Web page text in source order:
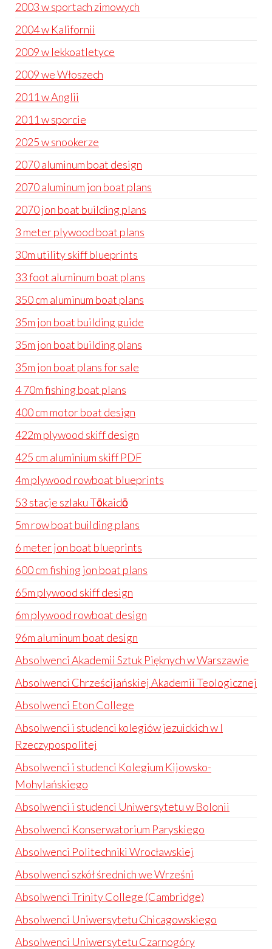
2003 w sportach zimowych
2004 w Kalifornii
2009 w lekkoatletyce
2009 we Włoszech
2011 w Anglii
2011 w sporcie
2025 w snookerze
2070 aluminum boat design
2070 aluminum jon boat plans
2070 jon boat building plans
3 meter plywood boat plans
30m utility skiff blueprints
33 foot aluminum boat plans
350 cm aluminum boat plans
35m jon boat building guide
35m jon boat building plans
35m jon boat plans for sale
4 70m fishing boat plans
400 cm motor boat design
422m plywood skiff design
425 cm aluminium skiff PDF
4m plywood rowboat blueprints
53 stacje szlaku Tōkaidō
5m row boat building plans
6 meter jon boat blueprints
600 cm fishing jon boat plans
65m plywood skiff design
6m plywood rowboat design
96m aluminum boat design
Absolwenci Akademii Sztuk Pięknych w Warszawie
Absolwenci Chrześcijańskiej Akademii Teologicznej
Absolwenci Eton College
Absolwenci i studenci kolegiów jezuickich w I
Rzeczypospolitej
Absolwenci i studenci Kolegium Kijowsko-
Mohylańskiego
Absolwenci i studenci Uniwersytetu w Bolonii
Absolwenci Konserwatorium Paryskiego
Absolwenci Politechniki Wrocławskiej
Absolwenci szkół średnich we Wrześni
Absolwenci Trinity College (Cambridge)
Absolwenci Uniwersytetu Chicagowskiego
Absolwenci Uniwersytetu Czarnogóry